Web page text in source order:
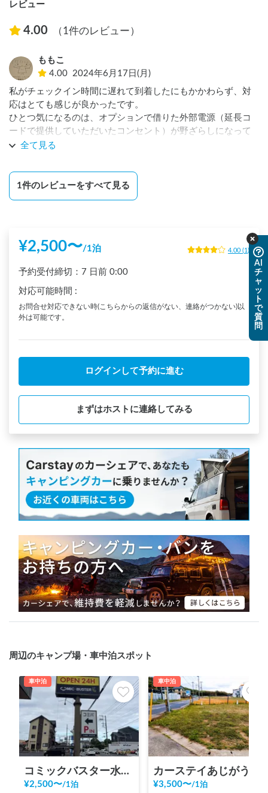
レビュー
4.00 （1件のレビュー）
ももこ
4.00 2024年6月17日(月)
私がチェックイン時間に遅れて到着したにもかかわらず、対
応はとても感じが良かったです。
ひとつ気になるのは、オプションで借りた外部電源（延長コ
ードで提供していただいたコンセント）が野ざらしになって
しまったこと。
でしょうが、天候が悪いときには利用できないだろうなと想
像できたため、使い勝手には疑問があります。
（幸い、私が泊まった時は晴れていたので、コンセントを濡
また、近所に薬局があり、必要最低限の買い物ができるのは
便利です。
全て見る
1件のレビューをすべて見る
¥2,500〜/1泊 4.00 (1 )
予約受付締切： 7 日前 0:00
対応可能時間 :
お問合せ対応できない時(こちらからの返信がない、連絡がつかない)以
外は可能です。
ログインして予約に進む
まずはホストに連絡してみる
周辺のキャンプ場・車中泊スポット
車中泊
コミックバスター水戸大塚店
¥2,500〜/1泊
車中泊
¥3,500〜/1泊
AI
チ
ャ
ッ
ト
で
質
問